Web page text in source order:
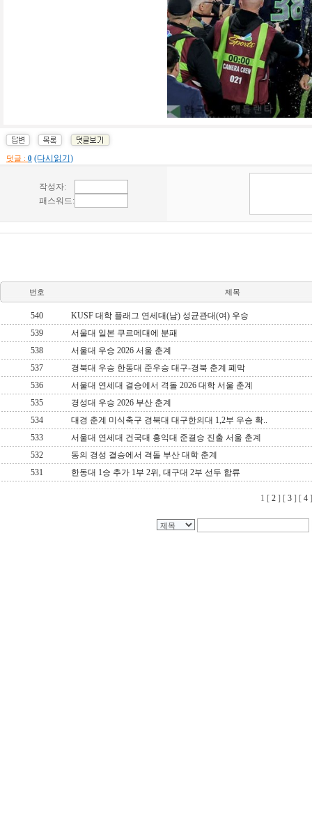
덧글 : 0 (다시읽기)
번호 제목
540
KUSF 대학 플래그 연세대(남) 성균관대(여) 우승
539
서울대 일본 쿠르메대에 분패
538
서울대 우승 2026 서울 춘계
537
경북대 우승 한동대 준우승 대구-경북 춘계 폐막
536
서울대 연세대 결승에서 격돌 2026 대학 서울 춘계
535
경성대 우승 2026 부산 춘계
534
대경 춘계 미식축구 경북대 대구한의대 1,2부 우승 확..
533
서울대 연세대 건국대 홍익대 준결승 진출 서울 춘계
532
동의 경성 결승에서 격돌 부산 대학 춘계
531
한동대 1승 추가 1부 2위, 대구대 2부 선두 합류
1 [ 2] [ 3] [ 4